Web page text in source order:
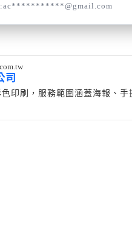
司
印刷，服務範圍涵蓋海報、手